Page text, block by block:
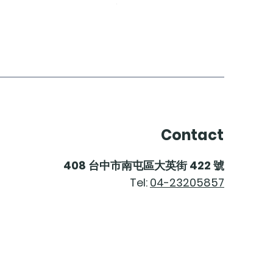
Contact
408 台中市南屯區大英街422 號
Tel: 04-23205857